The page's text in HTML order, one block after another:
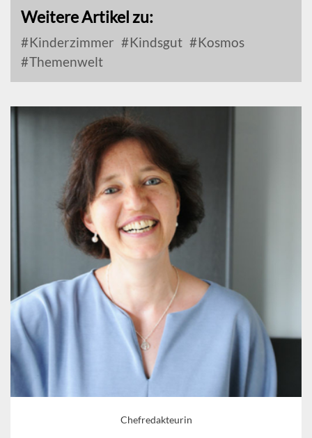
Weitere Artikel zu:
Kinderzimmer Kindsgut
Kosmos
Themenwelt
Chefredakteurin